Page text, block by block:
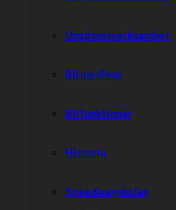
Ungdomsverksamhet
Bli medlem
Bli funktionär
Historia
Speedwayskolan